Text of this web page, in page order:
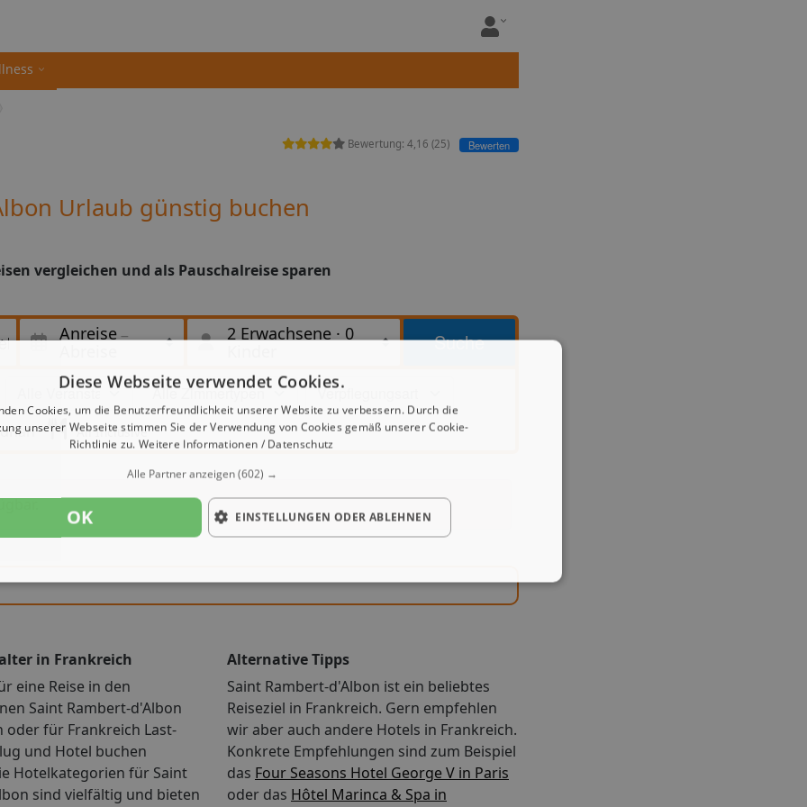
Bewertung: 4,16 (25) Bewerten
Urlaub günstig buchen
vergleichen und als Pauschalreise sparen
Anreise
2 Erwachsene · 0
Suche
All Inclusive
in Frankreich
eine Reise in den
Saint Rambert-d'Albon
oder für Frankreich Last-
und Hotel buchen
Hotelkategorien für Saint
sind vielfältig und bieten
Alternative Tipps
Saint Rambert-d'Albon ist ein beliebtes
Reiseziel in Frankreich. Gern empfehlen
wir aber auch andere Hotels in Frankreich.
Konkrete Empfehlungen sind zum Beispiel
das Four Seasons Hotel George V in Paris
oder das Hôtel Marinca & Spa in
Diese Webseite verwendet Cookies.
Cookies, um die Benutzerfreundlichkeit unserer Website zu verbessern. Durch die
unserer Webseite stimmen Sie der Verwendung von Cookies gemäß unserer Cookie-
Richtlinie zu. Weitere Informationen / Datenschutz
Alle Partner anzeigen(602) →
OK EINSTELLUNGEN ODER ABLEHNEN